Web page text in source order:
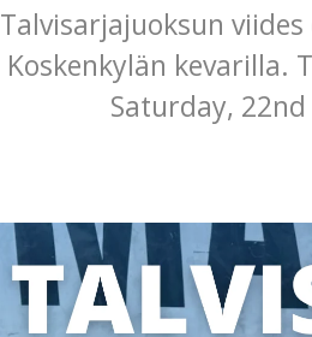
Talvisarjajuoksun
Koskenkylän kevarilla.
Saturday,